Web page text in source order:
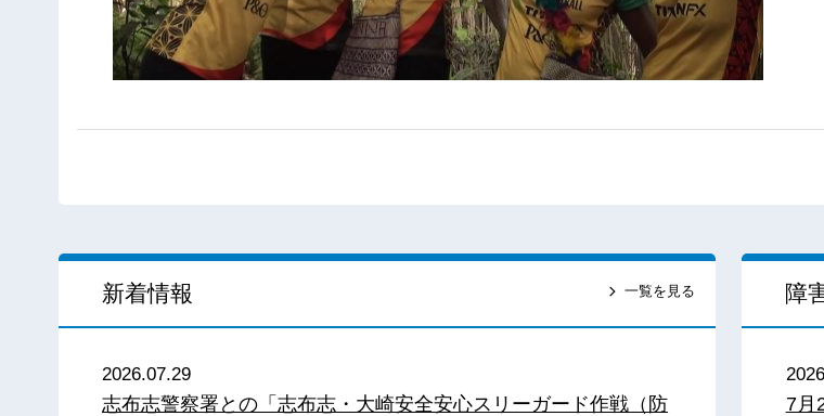
新着情報 一覧を見る
2026.07.29
志布志警察署との「志布志・大崎安全安心スリーガード作戦（防
障
7月